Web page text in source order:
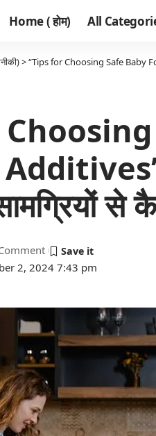
Home ( होम) All
>“Tips for Choosing Safe Baby
से
2, 2024 7:43 pm